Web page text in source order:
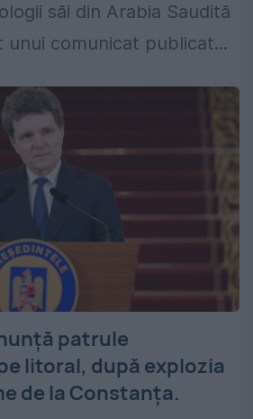
săi din Arabia Saudită
unui comunicat publicat...
patrule
litoral, după explozia
de la Constanța.